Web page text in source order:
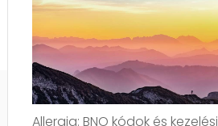
Allergia: BNO kódok és kezelési